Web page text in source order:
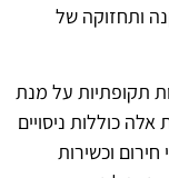
ותחזוקה של
תקופתיות על מנת
כוללות ניסויים
וכשירות